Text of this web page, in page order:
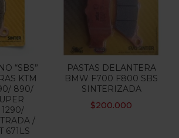
“SBS”
KTM
890/
/
671LS
PASTAS DELANTERA
BMW F700 F800 SBS
SINTERIZADA
$200.000